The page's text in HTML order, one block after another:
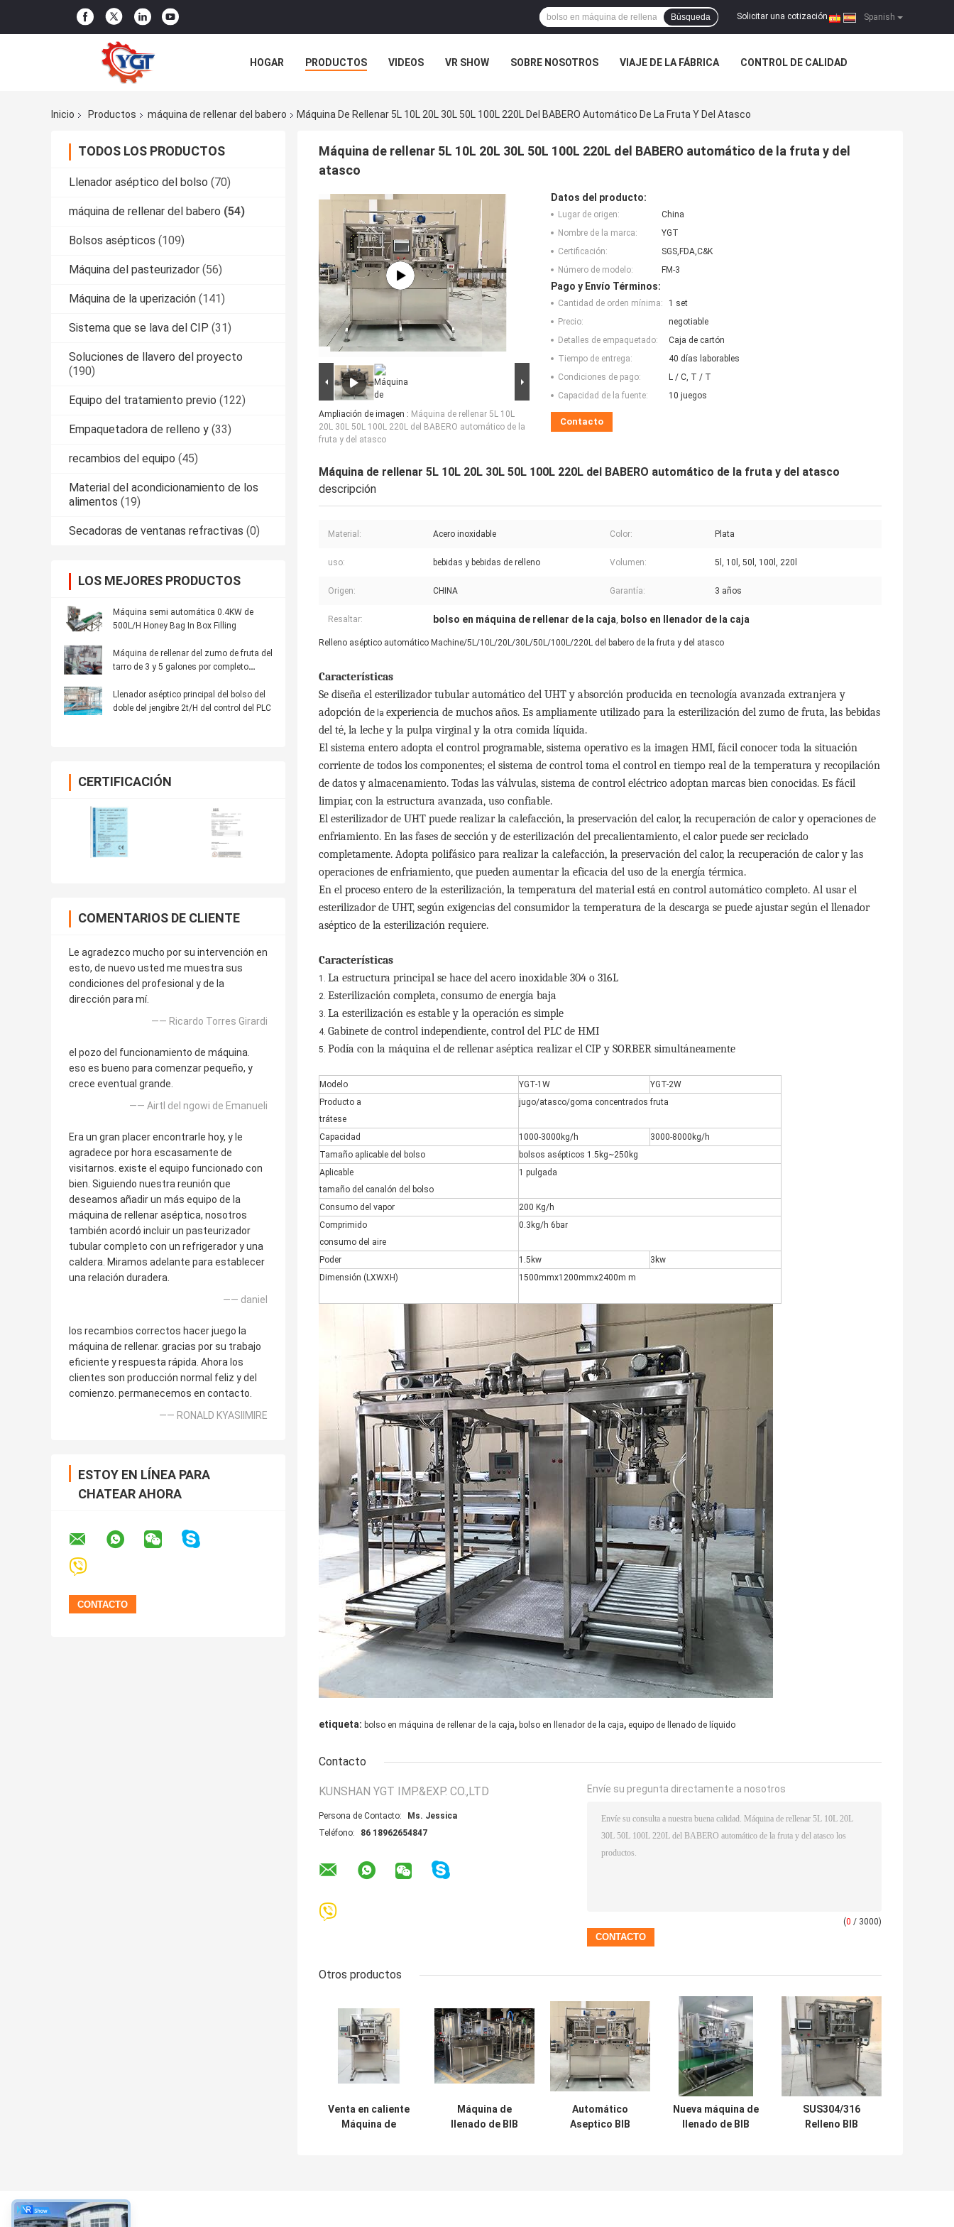
Spanish
Solicitar una cotización |
Búsqueda
HOGAR PRODUCTOS VIDEOS VR SHOW SOBRE NOSOTROS VIAJE DE LA FÁBRICA CONTROL DE CALIDAD
Inicio
Productos máquina de rellenar del babero Máquina De Rellenar 5L 10L 20L 30L 50L 100L 220L Del BABERO Automático De La Fruta Y Del Atasco
TODOS LOS PRODUCTOS
Llenador aséptico del bolso (70)
máquina de rellenar del babero (54)
Bolsos asépticos (109)
Máquina del pasteurizador (56)
Máquina de la uperización (141)
Sistema que se lava del CIP (31)
Soluciones de llavero del proyecto
(190)
Equipo del tratamiento previo (122)
Empaquetadora de relleno y (33)
recambios del equipo (45)
Material del acondicionamiento de los
alimentos (19)
Secadoras de ventanas refractivas (0)
LOS MEJORES PRODUCTOS
Máquina semi automática 0.4KW de
500L/H Honey Bag In Box Filling
Máquina de rellenar del zumo de fruta del
tarro de 3 y 5 galones por completo
Llenador aséptico principal del bolso del
doble del jengibre 2t/H del control del PLC
CERTIFICACIÓN
COMENTARIOS DE CLIENTE
Le agradezco mucho por su intervención en
esto, de nuevo usted me muestra sus
condiciones del profesional y de la
dirección para mí.
—— Ricardo Torres Girardi
el pozo del funcionamiento de máquina.
eso es bueno para comenzar pequeño, y
crece eventual grande.
—— Airtl del ngowi de Emanueli
Era un gran placer encontrarle hoy, y le
agradece por hora escasamente de
visitarnos. existe el equipo funcionado con
bien. Siguiendo nuestra reunión que
deseamos añadir un más equipo de la
máquina de rellenar aséptica, nosotros
también acordó incluir un pasteurizador
tubular completo con un refrigerador y una
caldera. Miramos adelante para establecer
una relación duradera.
—— daniel
los recambios correctos hacer juego la
máquina de rellenar. gracias por su trabajo
eficiente y respuesta rápida. Ahora los
clientes son producción normal feliz y del
comienzo. permanecemos en contacto.
—— RONALD KYASIIMIRE
ESTOY EN LÍNEA PARA
CHATEAR AHORA
Máquina de rellenar 5L 10L 20L 30L 50L 100L 220L del BABERO automático de la fruta y del
atasco
Ampliación de imagen : Máquina de rellenar 5L 10L
20L 30L 50L 100L 220L del BABERO automático de la
fruta y del atasco
Datos del producto:
Lugar de origen:
China
Nombre de la marca:
YGT
Certificación:
SGS,FDA,C&K
Número de modelo:
FM-3
Pago y Envío Términos:
Cantidad de orden mínima:
1 set
Precio:
negotiable
Detalles de empaquetado:
Caja de cartón
Tiempo de entrega:
40 días laborables
Condiciones de pago:
L / C, T / T
Capacidad de la fuente:
10 juegos
Contacto
Máquina de rellenar 5L 10L 20L 30L 50L 100L 220L del BABERO automático de la fruta y del atasco
descripción
Material: Acero inoxidable Color: Plata
uso: bebidas y bebidas de relleno Volumen: 5l, 10l, 50l, 100l, 220l
Origen: CHINA Garantía: 3 años
Resaltar: bolso en máquina de rellenar de la caja, bolso en llenador de la caja
Relleno aséptico automático Machine/5L/10L/20L/30L/50L/100L/220L del babero de la fruta y del atasco
Características
Se diseña el esterilizador tubular automático del UHT y absorción producida en tecnología avanzada extranjera y
adopción de la experiencia de muchos años. Es ampliamente utilizado para la esterilización del zumo de fruta, las bebidas
del té, la leche y la pulpa virginal y la otra comida líquida.
El sistema entero adopta el control programable, sistema operativo es la imagen HMI, fácil conocer toda la situación
corriente de todos los componentes; el sistema de control toma el control en tiempo real de la temperatura y recopilación
de datos y almacenamiento. Todas las válvulas, sistema de control eléctrico adoptan marcas bien conocidas. Es fácil
limpiar, con la estructura avanzada, uso confiable.
El esterilizador de UHT puede realizar la calefacción, la preservación del calor, la recuperación de calor y operaciones de
enfriamiento. En las fases de sección y de esterilización del precalientamiento, el calor puede ser reciclado
completamente. Adopta polifásico para realizar la calefacción, la preservación del calor, la recuperación de calor y las
operaciones de enfriamiento, que pueden aumentar la eficacia del uso de la energía térmica.
En el proceso entero de la esterilización, la temperatura del material está en control automático completo. Al usar el
esterilizador de UHT, según exigencias del consumidor la temperatura de la descarga se puede ajustar según el llenador
aséptico de la esterilización requiere.
Características
1. La estructura principal se hace del acero inoxidable 304 o 316L
2. Esterilización completa, consumo de energía baja
3. La esterilización es estable y la operación es simple
4. Gabinete de control independiente, control del PLC de HMI
5. Podía con la máquina el de rellenar aséptica realizar el CIP y SORBER simultáneamente
Modelo YGT-1W
YGT-2W
Producto a
trátese
jugo/atasco/goma concentrados fruta
Capacidad 1000-3000kg/h
3000-8000kg/h
Tamaño aplicable del bolso
bolsos asépticos 1.5kg~250kg
Aplicable
tamaño del canalón del bolso
1 pulgada
Consumo del vapor
200 Kg/h
Comprimido
consumo del aire
0.3kg/h 6bar
Poder 1.5kw
3kw
Dimensión (LXWXH)
1500mmx1200mmx2400m m
etiqueta: bolso en máquina de rellenar de la caja, bolso en llenador de la caja, equipo de llenado de líquido
Contacto
KUNSHAN YGT IMP.&EXP. CO.,LTD
Persona de Contacto:
Ms. Jessica
Teléfono:
86 18962654847
Envíe su pregunta directamente a nosotros
(0 / 3000)
Otros productos
Venta en caliente
Máquina de
Máquina de
llenado de BIB
Automático
Aseptico BIB
Nueva máquina de
llenado de BIB
SUS304/316
Relleno BIB